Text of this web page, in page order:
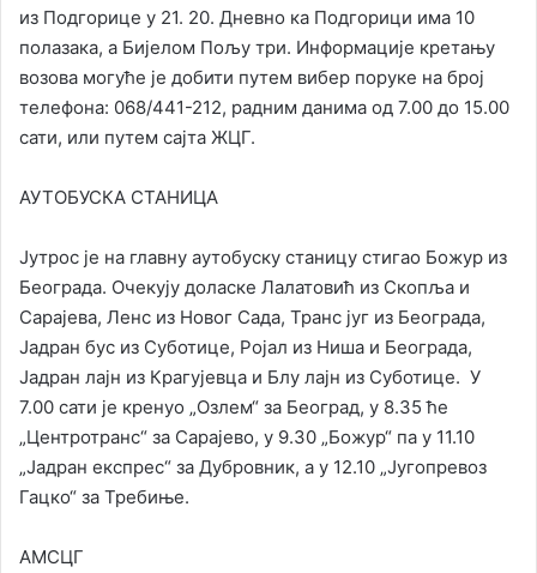
из Подгорице у 21. 20. Дневно ка Подгорици има 10
полазака, а Бијелом Пољу три. Информације кретању
возова могуће је добити путем вибер поруке на број
телефона: 068/441-212, радним данима од 7.00 до 15.00
сати, или путем сајта ЖЦГ.
АУТОБУСКА СТАНИЦА
Јутрос је на главну аутобуску станицу стигао Божур из
Београда. Очекују доласке Лалатовић из Скопља и
Сарајева, Ленс из Новог Сада, Транс југ из Београда,
Јадран бус из Суботице, Ројал из Ниша и Београда,
Јадран лајн из Крагујевца и Блу лајн из Суботице. У
7.00 сати је кренуо „Озлем“ за Београд, у 8.35 ће
„Центротранс“ за Сарајево, у 9.30 „Божур“ па у 11.10
„Јадран експрес“ за Дубровник, а у 12.10 „Југопревоз
Гацко“ за Требиње.
АМСЦГ